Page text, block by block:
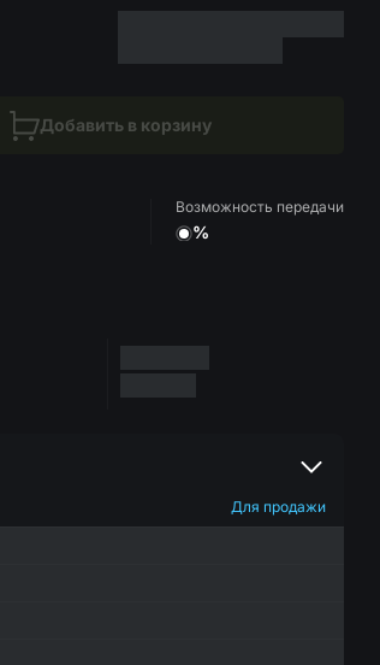
Добавить в корзину
Возможность передачи
%
Для продажи